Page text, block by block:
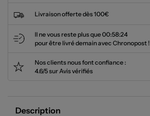
Livraison offerte dès 100€
Il ne vous reste plus que00:58:24
pour être livré demain avec Chronopost !
Nos clients nous font confiance :
4.6/5 sur Avis vérifiés
Description